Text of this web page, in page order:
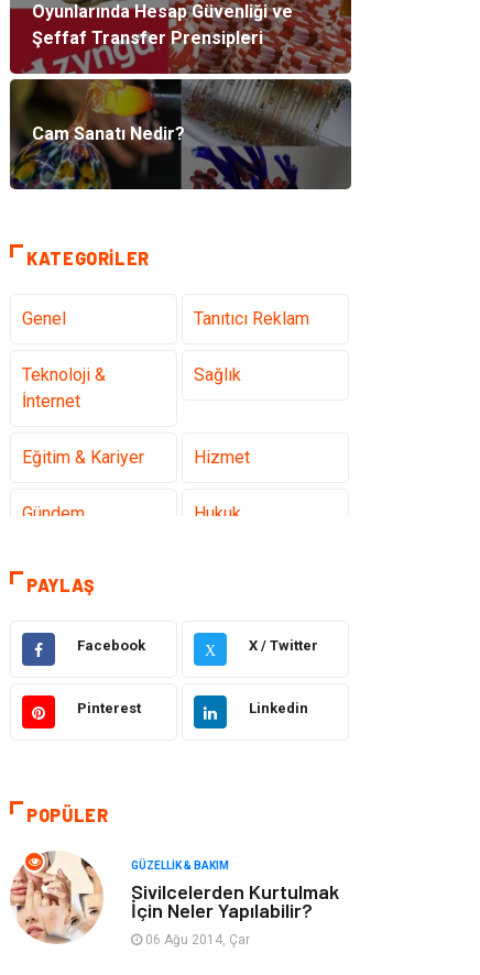
Oyunlarında Hesap Güvenliği ve
Şeffaf Transfer Prensipleri
Cam Sanatı Nedir?
KATEGORILER
Genel Tanıtıcı Reklam
Teknoloji &
İnternet
Sağlık
Eğitim & Kariyer Hizmet
Gündem Hukuk
Moda
Yazılım
Giyim
Yeme & İçme Gıda
Keyif & Hobi Organizasyon
PAYLAŞ
Facebook X X / Twitter
Pinterest Linkedin
POPÜLER
GÜZELLIK & BAKIM
Sivilcelerden Kurtulmak
İçin Neler Yapılabilir?
06 Ağu 2014, Çar